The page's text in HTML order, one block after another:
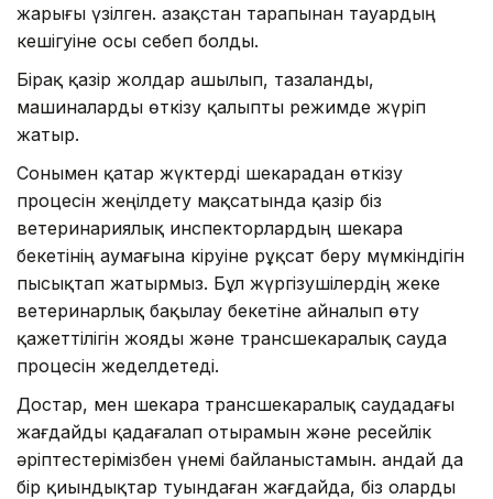
жарығы үзілген. Қазақстан тарапынан тауардың
кешігуіне осы себеп болды.
Бірақ қазір жолдар ашылып, тазаланды,
машиналарды өткізу қалыпты режимде жүріп
жатыр.
Сонымен қатар жүктерді шекарадан өткізу
процесін жеңілдету мақсатында қазір біз
ветеринариялық инспекторлардың шекара
бекетінің аумағына кіруіне рұқсат беру мүмкіндігін
пысықтап жатырмыз. Бұл жүргізушілердің жеке
ветеринарлық бақылау бекетіне айналып өту
қажеттілігін жояды және трансшекаралық сауда
процесін жеделдетеді.
Достар, мен шекара трансшекаралық саудадағы
жағдайды қадағалап отырамын және ресейлік
әріптестерімізбен үнемі байланыстамын. Қандай да
бір қиындықтар туындаған жағдайда, біз оларды